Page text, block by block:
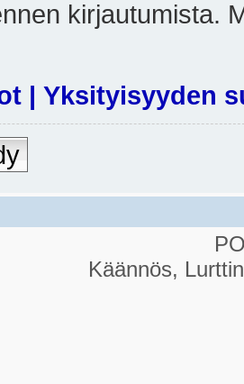
kirjautumista.
| Yksityisyyden
Käännös,